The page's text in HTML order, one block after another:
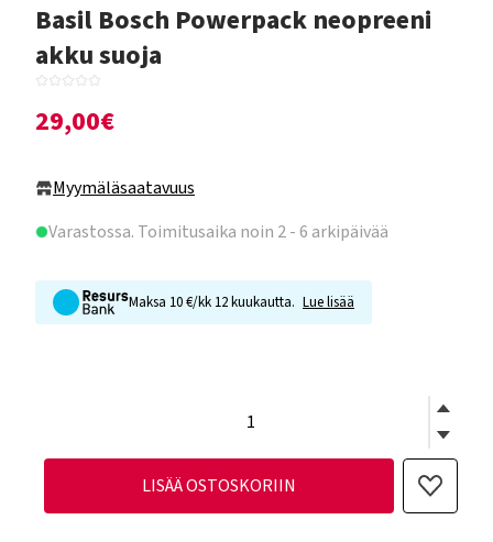
Basil Bosch Powerpack neopreeni
akku suoja
29,00€
Myymäläsaatavuus
Varastossa. Toimitusaika noin 2 - 6 arkipäivää
Maksa 10 €/kk 12 kuukautta. Lue lisää
LISÄÄ OSTOSKORIIN